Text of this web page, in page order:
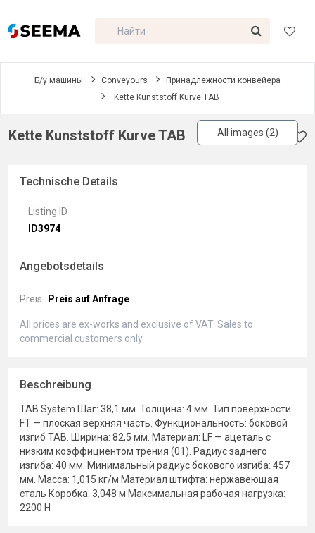
Б/у машины Conveyours
Принадлежности конвейера
Kette Kunststoff Kurve TAB
Kette Kunststoff Kurve TAB All images (2)
Technische Details
Listing ID
ID3974
Angebotsdetails
Preis Preis auf Anfrage
All prices are ex-works and exclusive of VAT. Sales to
commercial customers only
Beschreibung
TAB System Шаг: 38,1 мм. Толщина: 4 мм. Тип поверхности:
FT — плоская верхняя часть. Функциональность: боковой
изгиб TAB. Ширина: 82,5 мм. Материал: LF — ацеталь с
низким коэффициентом трения (01). Радиус заднего
изгиба: 40 мм. Минимальный радиус бокового изгиба: 457
мм. Масса: 1,015 кг/м Материал штифта: нержавеющая
сталь Коробка: 3,048 м Максимальная рабочая нагрузка:
2200 Н